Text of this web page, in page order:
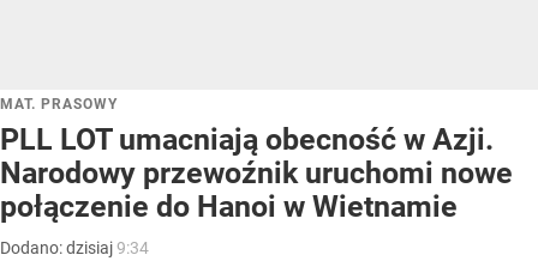
MAT. PRASOWY
PLL LOT umacniają obecność w Azji.
Narodowy przewoźnik uruchomi nowe
połączenie do Hanoi w Wietnamie
Dodano:dzisiaj9:34